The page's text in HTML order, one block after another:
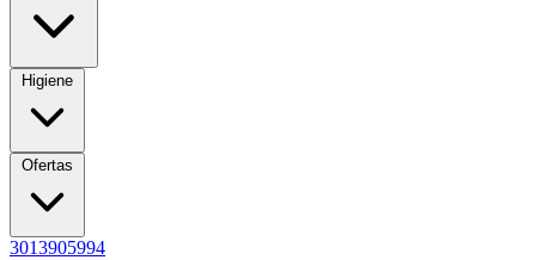
Higiene
Ofertas
3013905994